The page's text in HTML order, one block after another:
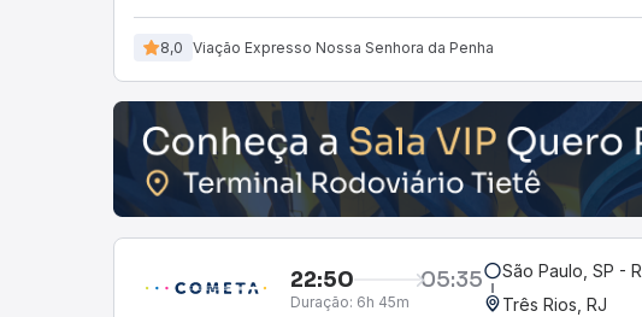
8,0 Viação Expresso Nossa Senhora da Penha
22:50 05:35
Duração: 6h 45m
São Paulo, SP -
Três Rios, RJ